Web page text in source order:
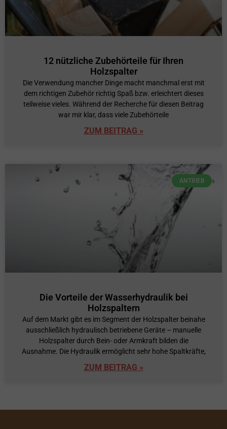
12 nützliche Zubehörteile für Ihren
Holzspalter
Die Verwendung mancher Dinge macht manchmal erst mit
dem richtigen Zubehör richtig Spaß bzw. erleichtert dieses
teilweise vieles. Während der Recherche für diesen Beitrag
war mir klar, dass viele Zubehörteile
ZUM BEITRAG »
ANTRIEB
Die Vorteile der Wasserhydraulik bei
Holzspaltern
Auf dem Markt gibt es im Segment der Holzspalter beinahe
ausschließlich hydraulisch betriebene Geräte – manuelle
Holzspalter durch Bein- oder Armkraft bilden die
Ausnahme. Die Hydraulik ermöglicht sehr hohe Spaltkräfte,
ZUM BEITRAG »